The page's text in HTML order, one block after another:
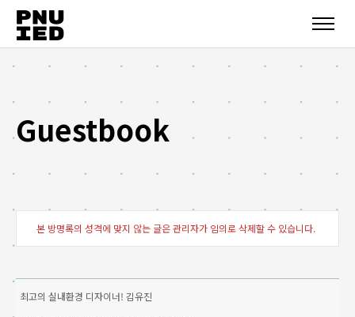
Guestbook
본 방명록의 성격에 맞지 않는 글은 관리자가 임의로 삭제할 수 있습니다.
최고의 실내환경 디자이너! 김유진